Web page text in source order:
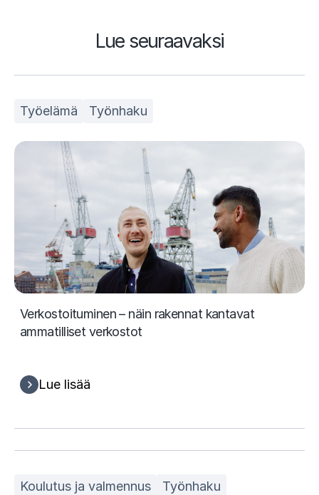
Lue seuraavaksi
Työelämä Työnhaku
Verkostoituminen – näin rakennat kantavat
ammatilliset verkostot
Lue lisää
Koulutus ja valmennus Työnhaku